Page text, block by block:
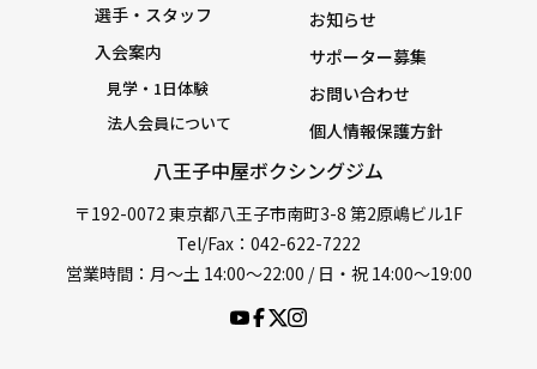
八王子中屋ボクシングジム
〒192-0072 東京都八王子市南町3-8 第2原嶋ビル1F
Tel/Fax：042-622-7222
営業時間：月〜土 14:00〜22:00 / 日・祝 14:00〜19:00
選手・スタッフ
入会案内
見学・1日体験
法人会員について
お知らせ
サポーター募集
お問い合わせ
個人情報保護方針